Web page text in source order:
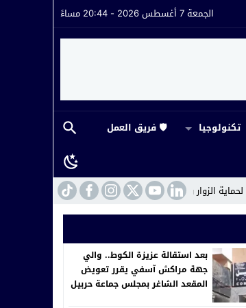
الجمعة 7 أغسطس 2026 - 20:44 مساءً
تكنولوجيا 🛡️ فريق العمل
19:02 المديرية الإقليمية للتربية الوطنية بآسفي تبرمج
بعد استقالة عزيزة الكوط.. والي
جهة مراكش آسفي يقرر تعويض
المقعد الشاغر بمجلس جماعة حربيل